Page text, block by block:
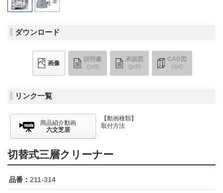
ダウンロード
画像
説明書
(pdf)
承認図
(pdf)
CAD図
(dxf)
リンク一覧
商品紹介動画
六文芝居
【動画種類】
取付方法
切替式三層クリーナー
品番： 211-314